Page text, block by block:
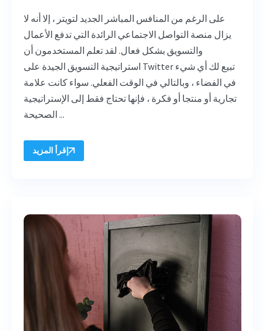
على الرغم من المنافس المباشر الجديد لتويتر ، إلا أنه لا
يزال منصة التواصل الاجتماعي الرائدة التي تدفع الأعمال
والتسويق بشكل فعال. لقد تعلم المستخدمون أن
استراتيجية التسويق الجيدة على Twitter تبيع لك أي شيء
في الفضاء ، وبالتالي في الوقت الفعلي. سواء كانت علامة
تجارية أو منتجا أو فكرة ، فإنها تحتاج فقط إلى الإستراتيجية
الصحيحة ...
إقرأ المزيد